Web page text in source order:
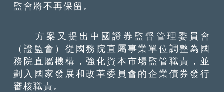
監會將不再保留。
方案又提出中國證券監督管理委員會
（證監會）從國務院直屬事業單位調整為國
務院直屬機構，強化資本市場監管職責，並
劃入國家發展和改革委員會的企業債券發行
審核職責。